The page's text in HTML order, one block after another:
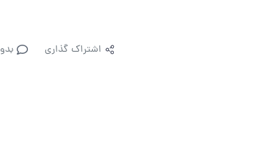
اشتراک گذاری